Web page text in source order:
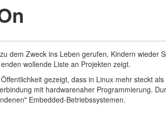
dem Zweck ins Leben gerufen, Kindern
wollende Liste an Projekten zeigt.
gezeigt, dass in Linux mehr steckt
mit hardwarenaher Programmierung.
Embedded-Betriebssystemen.